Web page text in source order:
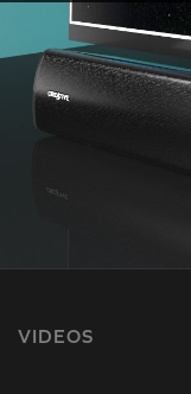
VIDEOS